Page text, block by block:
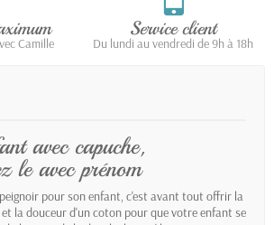
Camille
Service client
Du lundi au vendredi de 9h à 18h
avec capuche,
le avec prénom
pour son enfant, c'est avant tout offrir la
la douceur d'un coton pour que votre enfant se